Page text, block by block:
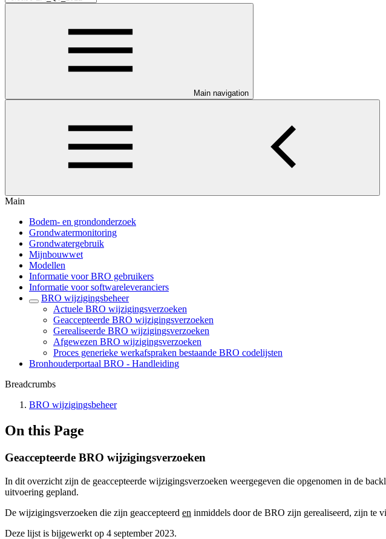
Main navigation
Main
Bodem- en grondonderzoek
Grondwatermonitoring
Grondwatergebruik
Mijnbouwwet
Modellen
Informatie voor BRO gebruikers
Informatie voor softwareleveranciers
BRO wijzigingsbeheer
Actuele BRO wijzigingsverzoeken
Geaccepteerde BRO wijzigingsverzoeken
Gerealiseerde BRO wijzigingsverzoeken
Afgewezen BRO wijzigingsverzoeken
Proces generieke werkafspraken bestaande BRO codelijsten
Bronhouderportaal BRO - Handleiding
Breadcrumbs
BRO wijzigingsbeheer
On this Page
Geaccepteerde BRO wijzigingsverzoeken
In dit overzicht zijn de geaccepteerde wijzigingsverzoeken weergegeven die opgenomen in de
uitvoering gepland.
De wijzigingsverzoeken die zijn geaccepteerd en inmiddels door de BRO zijn gerealiseerd, zijn te
Deze lijst is bijgewerkt op 4 september 2023.